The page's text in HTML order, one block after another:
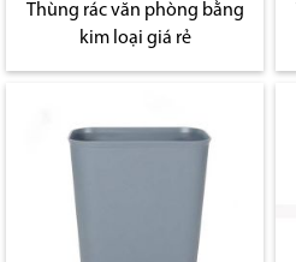
Thùng rác văn phòng bằng
kim loại giá rẻ